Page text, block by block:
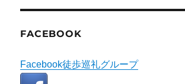
FACEBOOK
Facebook徒歩巡礼グループ